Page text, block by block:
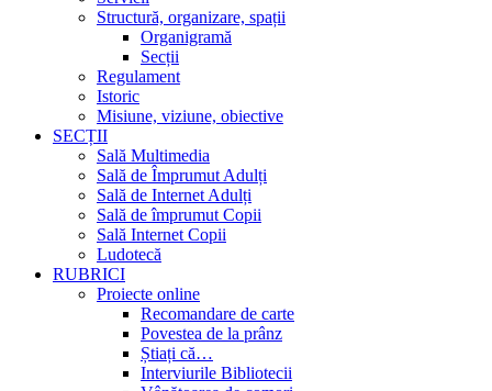
Structură, organizare, spații
Organigramă
Secții
Regulament
Istoric
Misiune, viziune, obiective
SECȚII
Sală Multimedia
Sală de Împrumut Adulți
Sală de Internet Adulți
Sală de împrumut Copii
Sală Internet Copii
Ludotecă
RUBRICI
Proiecte online
Recomandare de carte
Povestea de la prânz
Știați că…
Interviurile Bibliotecii